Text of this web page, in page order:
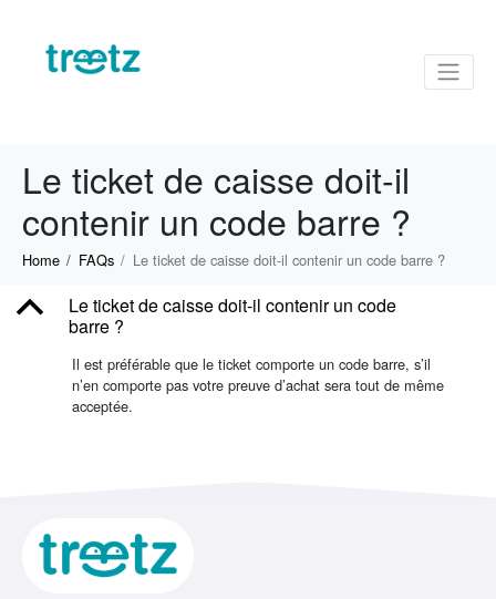
Le ticket de caisse doit-il
contenir un code barre ?
Home FAQs Le ticket de caisse doit-il contenir un code barre ?
B
Le ticket de caisse doit-il contenir un code
barre ?
Il est préférable que le ticket comporte un code barre, s’il
n’en comporte pas votre preuve d’achat sera tout de même
acceptée.